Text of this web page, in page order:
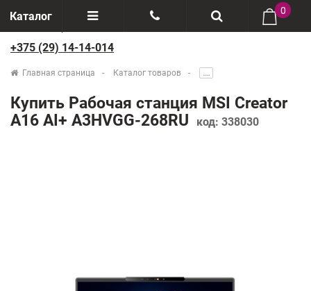
Каталог
Отзывы
Производители
+375(29) 888-44-44
0
+375 (29) 14-14-014
Главная страница Каталог товаров .....
Купить Рабочая станция MSI Creator
A16 AI+ A3HVGG-268RU
код: 338030